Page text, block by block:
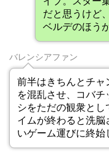
だと思うけど
ベルデのほう
バレンシアファン
前半はきちんとチャ
を混乱させ、コバ
シをただの観衆と
イムが終わると洗
いゲーム運びに終始